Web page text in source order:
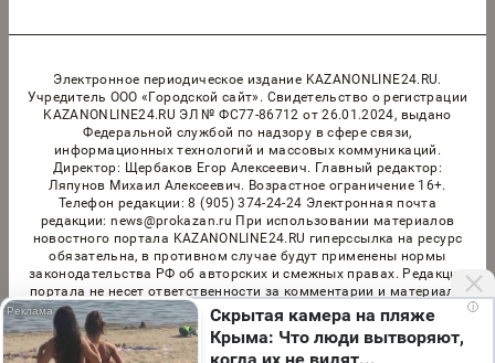
Электронное периодическое издание KAZANONLINE24.RU.
Учредитель ООО «Городской сайт». Cвидетельство о регистрации
KAZANONLINE24.RU ЭЛ № ФС77-86712 от 26.01.2024, выдано
Федеральной службой по надзору в сфере связи,
информационных технологий и массовых коммуникаций.
Директор: Щербаков Егор Алексеевич. Главный редактор:
Ляпунов Михаил Алексеевич. Возрастное ограничение 16+.
Телефон редакции: 8 (905) 374-24-24 Электронная почта
редакции: news@prokazan.ru При использовании материалов
новостного портала KAZANONLINE24.RU гиперссылка на ресурс
обязательна, в противном случае будут применены нормы
законодательства РФ об авторских и смежных правах. Редакция
портала не несет ответственности за комментарии и материалы
пользователей, размещенные на сайте KAZANONLINE24.RU и его
субдоменах. Правила применения рекомендательных технологий
в виджетах рекламно-обменной сети «СМИ2» (PDF), «Sparrow»
i
Скрытая камера на пляже
Крыма: Что люди вытворяют,